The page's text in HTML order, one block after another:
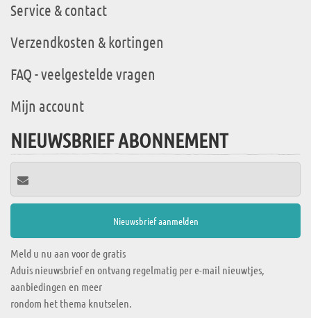
Service & contact
Verzendkosten & kortingen
FAQ - veelgestelde vragen
Mijn account
NIEUWSBRIEF ABONNEMENT
Meld u nu aan voor de gratis
Aduis nieuwsbrief en ontvang regelmatig per e-mail nieuwtjes,
aanbiedingen en meer
rondom het thema knutselen.